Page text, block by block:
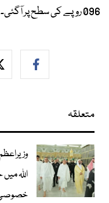
096 روپے کی سطح پر آگئی۔
متعلقہ
اللہ
خصوصی